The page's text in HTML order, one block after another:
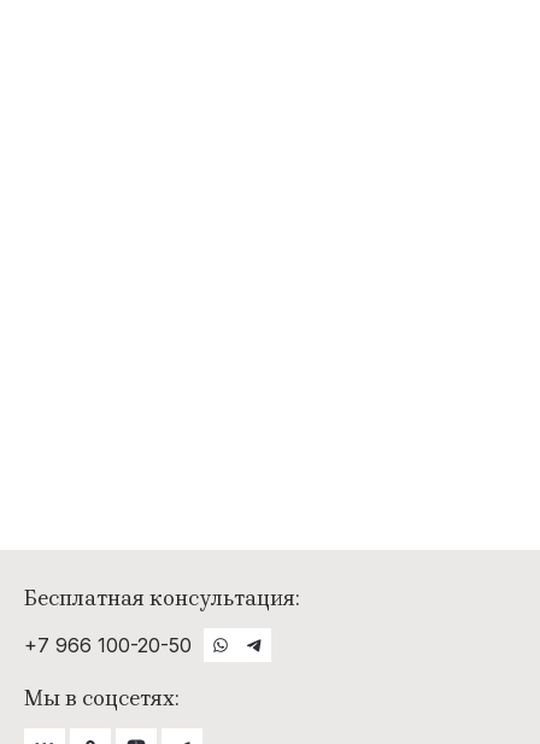
Бесплатная консультация:
+7 966 100-20-50
Мы в соцсетях: